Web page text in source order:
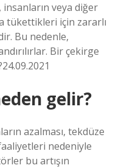
veya diğer
tükettikleri için zararlı
Bu nedenle,
Bir çekirge
gelir?
azalması, tekdüze
nedeniyle
bu artışın